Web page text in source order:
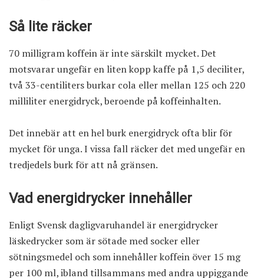
Så lite räcker
70 milligram koffein är inte särskilt mycket. Det
motsvarar ungefär en liten kopp kaffe på 1,5 deciliter,
två 33-centiliters burkar cola eller mellan 125 och 220
milliliter energidryck, beroende på koffeinhalten.
Det innebär att en hel burk energidryck ofta blir för
mycket för unga. I vissa fall räcker det med ungefär en
tredjedels burk för att nå gränsen.
Vad energidrycker innehåller
Enligt Svensk dagligvaruhandel är energidrycker
läskedrycker som är sötade med socker eller
sötningsmedel och som innehåller koffein över 15 mg
per 100 ml, ibland tillsammans med andra uppiggande